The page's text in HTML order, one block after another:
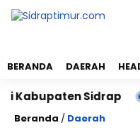
BERANDA DAERAH
Sidrap
Beranda / Daerah